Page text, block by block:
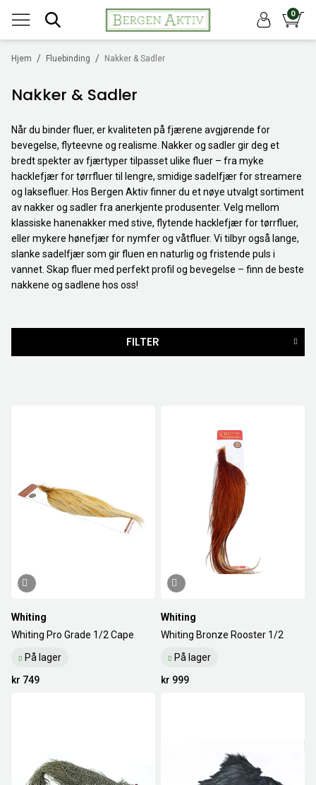
0
/
Hjem /
Fluebinding Nakker & Sadler
Nakker & Sadler
Når du binder fluer, er kvaliteten på fjærene avgjørende for
bevegelse, flyteevne og realisme. Nakker og sadler gir deg et
bredt spekter av fjærtyper tilpasset ulike fluer – fra myke
hacklefjær for tørrfluer til lengre, smidige sadelfjær for streamere
og laksefluer. Hos Bergen Aktiv finner du et nøye utvalgt sortiment
av nakker og sadler fra anerkjente produsenter. Velg mellom
klassiske hanenakker med stive, flytende hacklefjær for tørrfluer,
eller mykere hønefjær for nymfer og våtfluer. Vi tilbyr også lange,
slanke sadelfjær som gir fluen en naturlig og fristende puls i
vannet. Skap fluer med perfekt profil og bevegelse – finn de beste
nakkene og sadlene hos oss!
FILTER
Whiting
Whiting Pro Grade 1/2 Cape
På lager
kr 749
Whiting
Whiting Bronze Rooster 1/2
På lager
kr 999